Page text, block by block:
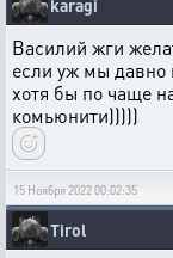
karagi
Василий жги
если уж мы давно
хотя бы по чаще
комьюнити)))))
15 Ноября 2022 00:02:35
Tirol